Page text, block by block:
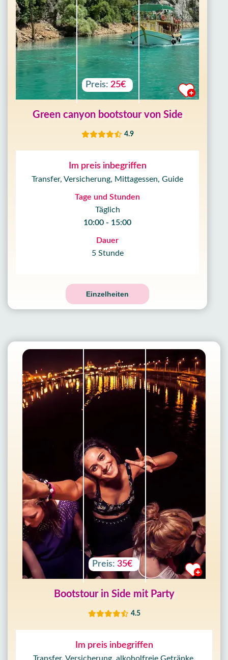
Preis: 25€
Green canyon bootstour von Side
4.9
Im preis inbegriffen
Transfer, Versicherung, Mittagessen, Guide
Tage und Stunden
Täglich
10:00 - 15:00
Dauer
5 Stunde
Einzelheiten
Preis: 35€
Bootstour in Side mit Party
4.5
Im preis inbegriffen
Transfer, Versicherung, alkoholfreie Getränke,